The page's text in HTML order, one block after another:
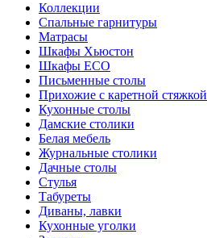
Коллекции
Спальные гарнитуры
Матрасы
Шкафы Хьюстон
Шкафы ECO
Письменные столы
Прихожие с каретной стяжкой
Кухонные столы
Дамские столики
Белая мебель
Журнальные столики
Дачные столы
Стулья
Табуреты
Диваны, лавки
Кухонные уголки